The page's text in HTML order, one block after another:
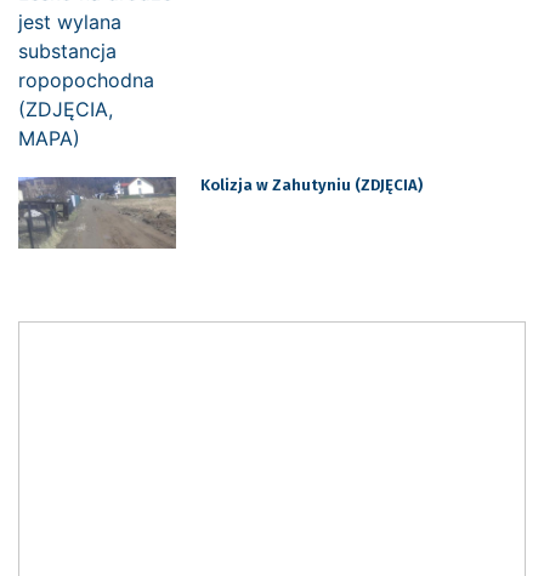
Kolizja w Zahutyniu (ZDJĘCIA)